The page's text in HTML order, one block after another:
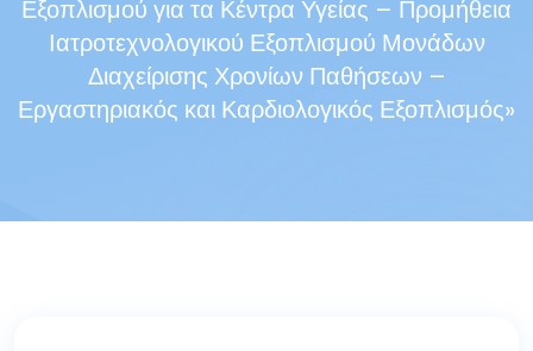
Εξοπλισμού για τα Κέντρα Υγείας – Προμήθεια
Ιατροτεχνολογικού Εξοπλισμού Μονάδων
Διαχείρισης Χρονίων Παθήσεων –
Εργαστηριακός και Καρδιολογικός Εξοπλισμός»